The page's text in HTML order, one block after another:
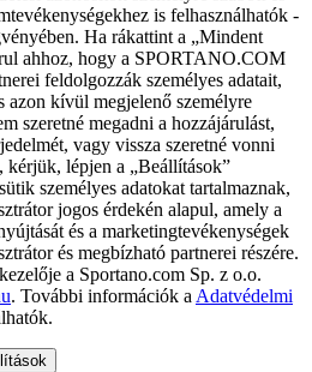
is felhasználhatók -
Ha rákattint a „Mindent
ahhoz, hogy a SPORTANO.COM
feldolgozzák személyes adatait,
azon kívül megjelenő személyre
szeretné megadni a hozzájárulást,
vagy vissza szeretné vonni
kérjük, lépjen a „Beállítások”
személyes adatokat tartalmaznak,
jogos érdekén alapul, amely a
és a marketingtevékenységek
és megbízható partnerei részére.
a Sportano.com Sp. z o.o.
. További információk a Adatvédelmi